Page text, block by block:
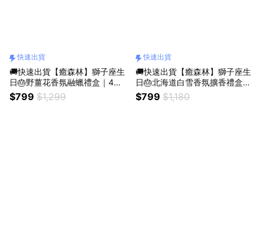
快速出貨
🚚快速出貨【癒森林】獅子座生
日🎂野薑花香氛融蠟禮盒｜4入
+融蠟燭燈（生日禮物／質感送
禮／療癒系禮物／送禮推薦）
$799 $1,299
快速出貨
🚚快速出貨【癒森林】獅子座生
日🎂北海道白雪香氛擴香禮盒｜
水晶杯+棉花+15ml香氛油（收
禮人自選香氣／生日禮物／質感
$799 $1,180